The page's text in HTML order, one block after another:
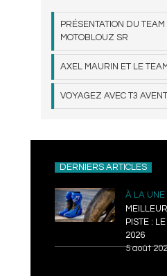
PRÉSENTATION DU
MOTOBLOUZ SR
AXEL MAURIN ET LE
VOYAGEZ AVEC T3
DERNIERS ARTICLES
À LA UNE
PISTE :
2026
5 août